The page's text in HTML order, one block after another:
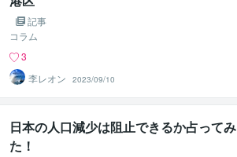
記事
コラム
3
李レオン
2023/09/10
日本の人口減少は阻止できるか占ってみ
た！